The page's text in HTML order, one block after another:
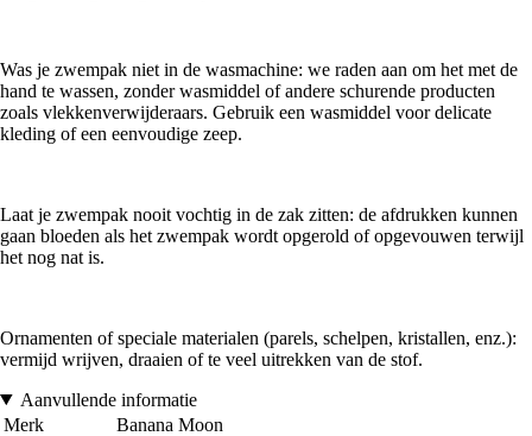
Was je zwempak niet in de wasmachine: we raden aan om het met de
hand te wassen, zonder wasmiddel of andere schurende producten
zoals vlekkenverwijderaars. Gebruik een wasmiddel voor delicate
kleding of een eenvoudige zeep.
Laat je zwempak nooit vochtig in de zak zitten: de afdrukken kunnen
gaan bloeden als het zwempak wordt opgerold of opgevouwen terwijl
het nog nat is.
Ornamenten of speciale materialen (parels, schelpen, kristallen, enz.):
vermijd wrijven, draaien of te veel uitrekken van de stof.
Aanvullende informatie
Merk
Banana Moon